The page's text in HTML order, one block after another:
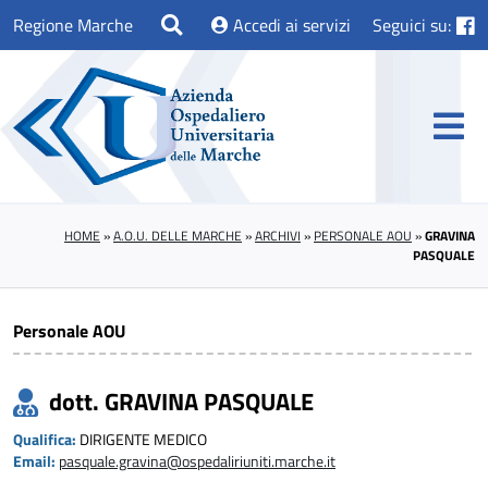
Regione Marche Accedi ai servizi Seguici su:
HOME »A.O.U. DELLE MARCHE »ARCHIVI » PERSONALE AOU »GRAVINA
PASQUALE
Personale AOU
dott. GRAVINA PASQUALE
Qualifica: DIRIGENTE MEDICO
Email: pasquale.gravina@ospedaliriuniti.marche.it